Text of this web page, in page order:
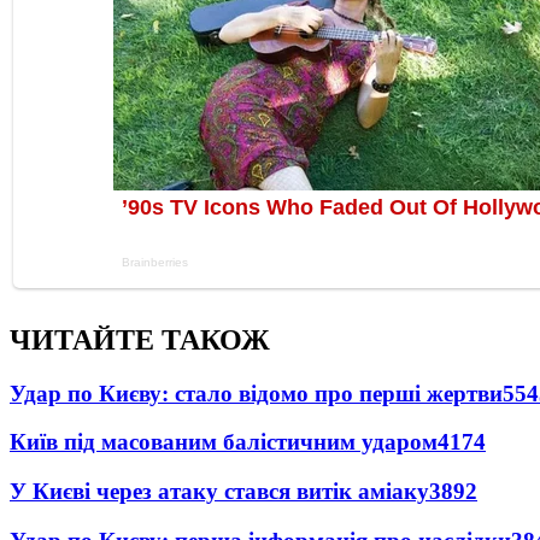
ЧИТАЙТЕ ТАКОЖ
Удар по Києву: стало відомо про перші жертви
Київ під масованим балістичним ударом4174
У Києві через атаку стався витік аміаку3892